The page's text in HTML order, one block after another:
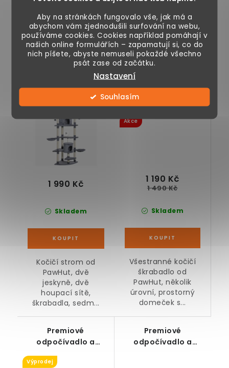
Aby na stránkách fungovalo vše, jak má a
abychom vám zjednodušili surfování na webu,
používáme cookies. Cookies například pomáhají v
našich online formulářích – zapamatují si, co do
nich píšete, abyste nemuseli pokaždé všechno
psát zase od začátku.
Nastavení
Souhlasím
se 3 vyhlídkovými
body zabaví Vaši
kočičku po celý
den.
PawHut, tři
pohodlná lůžka,
jeskyně, plošina pro
skákání, tři...
Odpočívadlo a
škrabadlo pro kočky
s jeskyněmi a
vyhlídkami, světle
šedé, výška 200 cm
Skladem
1 990 Kč
Kočičí strom od
PawHut, dvě
jeskyně, dvě
houpací sítě,
škrabadla, sedm...
Odpočívadlo a
škrabadlo pro kočky
s jeskyní, hamakou a
vyhlídkami, plyšově-
žluté, výška 130 cm
20 %
Akce
Skladem
1 190 Kč
1 490 Kč
Všestranné kočičí
škrabadlo od
PawHut, několik
úrovní, prostorný
domeček s...
Premiové
odpočívadlo a
škrabadlo pro kočky
s jeskyní, hamakou a
Výprodej
Premiové
odpočívadlo a